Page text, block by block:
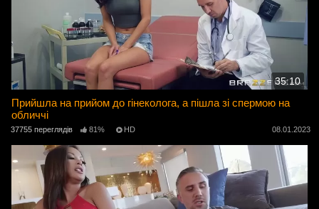
35:10
Прийшла на прийом до гінеколога, а пішла зі спермою на
обличчі
37755 переглядів 81% HD 08.01.2023